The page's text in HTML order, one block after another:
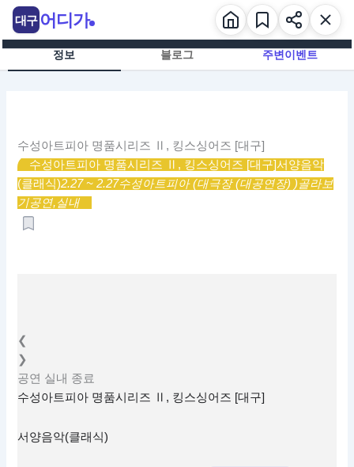
츠
정보 블로그 주변이벤트
수성아트피아 명품시리즈 Ⅱ, 킹스싱어즈 [대구]
수성아트피아 명품시리즈 Ⅱ, 킹스싱어즈 [대구]서양음악
(클래식)2.27 ~ 2.27수성아트피아 (대극장 (대공연장) )골라보
기공연,실내
❮
❯
공연 실내 종료
수성아트피아 명품시리즈 Ⅱ, 킹스싱어즈 [대구]
서양음악(클래식)
대구 어디가